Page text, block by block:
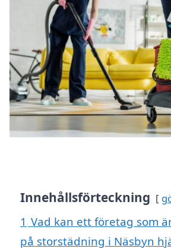
Innehållsförteckning
1 Vad kan ett företag som
på storstädning i Näsbyn